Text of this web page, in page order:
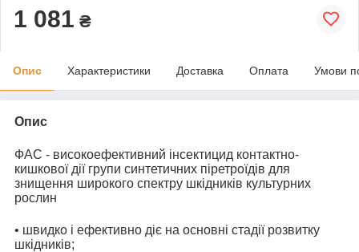
1 081 ₴
Опис Характеристики Доставка Оплата Умови
Опис
ФАС - високоефективний інсектицид контактно-
кишкової дії групи синтетичних піретроїдів для
знищення широкого спектру шкідників культурних
рослин
• швидко і ефективно діє на основні стадії розвитку
шкідників;